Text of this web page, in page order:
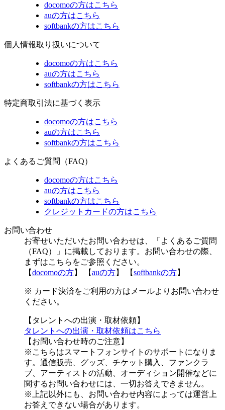
docomoの方はこちら
auの方はこちら
softbankの方はこちら
個人情報取り扱いについて
docomoの方はこちら
auの方はこちら
softbankの方はこちら
特定商取引法に基づく表示
docomoの方はこちら
auの方はこちら
softbankの方はこちら
よくあるご質問（FAQ）
docomoの方はこちら
auの方はこちら
softbankの方はこちら
クレジットカードの方はこちら
お問い合わせ
お寄せいただいたお問い合わせは、「よくあるご質問
（FAQ）」に掲載しております。お問い合わせの際、
まずはこちらをご参照ください。
【docomoの方】 【auの方】 【softbankの方】
※ カード決済をご利用の方はメールよりお問い合わせ
ください。
【タレントへの出演・取材依頼】
タレントへの出演・取材依頼はこちら
【お問い合わせ時のご注意】
※こちらはスマートフォンサイトのサポートになりま
す。通信販売、グッズ、チケット購入、ファンクラ
ブ、アーティストの活動、オーディション開催などに
関するお問い合わせには、一切お答えできません。
※上記以外にも、お問い合わせ内容によっては運営上
お答えできない場合があります。